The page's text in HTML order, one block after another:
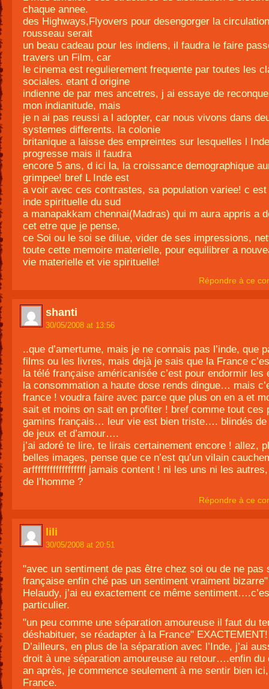
chaque annee.
des Highways,Flyovers pour desengorger la
rousseau serait
un beau cadeau pour les indiens, il faudra le faire
travers un Film, car
le cinema est regulierement frequente par toutes les
sociales. etant d origine
indienne de par mes ancetres, j ai essaye de
mon indianitude, mais
je n ai pas reussi a l adopter, car nous vivons dans
systemes differents. la colonie
britanique a laisse des empreintes sur lesquelles l
progresse mais il faudra
encore 5 ans, d ici la, la croissance demographique
grimpee! bref L Inde est
a voir avec ces contrastes, sa population variee! c
inde spirituelle du sud
a manapakkam chennai(Madras) qui m aura appris a
cet etre que je pense,
ce Soi ou le soi se dilue, vider de ses impressions,
toute cette memoire materielle, pour equilibrer a
vie materielle et vie spirituelle!
Répondre à ce
shanti
30/05/2008 at 13:56
..que d’amertume, mais je ne connais pas l’inde, que
films ou les livres, mais dejà je sais que la France
la télé française américanisée c’est pour endormir les
la consommation a haute dose rends dingue… mais
france ! voudra faire avec parce que plus on en a et
sait et moins on sait en profiter ! bref comme tout ces
gamins français… leur vie est bien triste…. blindés de
de jeux et d’amour….
j’ai adoré te lire, te lirais certainement encore ! allez,
belles images, pense que ce n’est qu’un vilain
arffffffffffffffffff jamais content ! ni les uns ni les
de l’homme ?
Répondre à ce
lili
30/05/2008 at 20:51
"avec un sentiment de pas être chez soi ou de ne pas
française enfin ché pas un sentiment vraiment bizarre"
Helaudy, j’ai eu exactement ce même
particulier.
"un peu comme une séparation amoureuse il faut du
déshabituer, se réadapter à la France" EXACTEMENT!
D’ailleurs, en plus de la séparation avec l’Inde, j’ai
droit à une séparation amoureuse au retour….enfin
an après, je commence seulement à me sentir bien
France.